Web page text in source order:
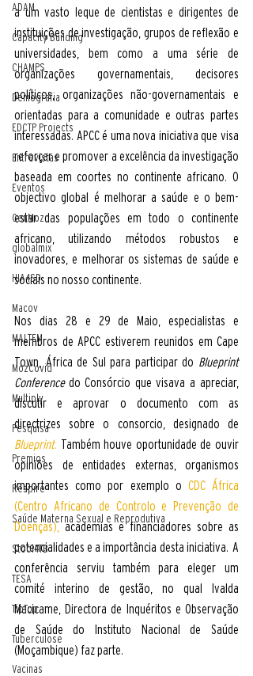
ADAM
Capacity Building
CHAMPS
Demografia
EDCTP Projects
Entrevistas
Eventos
GenMoz
globalmix
HIA4SD
Macov
MALTEM
MozCovid
Multiply
Pesquisa
Premios
Respire
Saúde Materna Sexual e Reprodutiva
Stool4TB
TESA
TipTop
Tuberculose
Vacinas
a um vasto leque de cientistas e dirigentes de
instituições de investigação, grupos de reflexão e
universidades, bem como a uma série de
organizações governamentais, decisores
políticos, organizações não-governamentais e
orientadas para a comunidade e outras partes
interessadas. APCC é uma nova iniciativa que visa
reforçar e promover a excelência da investigação
baseada em coortes no continente africano. O
objectivo global é melhorar a saúde e o bem-
estar das populações em todo o continente
africano, utilizando métodos robustos e
inovadores, e melhorar os sistemas de saúde e
sociais no nosso continente.
Nos dias 28 e 29 de Maio, especialistas e
membros de APCC estiverem reunidos em Cape
Town, África de Sul para participar do Blueprint
Conference do Consórcio que visava a apreciar,
discutir e aprovar o documento com as
Blueprint. Também houve oportunidade de ouvir
opiniões de entidades externas, organismos
importantes como por exemplo o CDC África
(Centro Africano de Controlo e Prevenção de
Doenças), academias e financiadores sobre as
potencialidades e a importância desta iniciativa.  A
conferência serviu também para eleger um
comité interino de gestão, no qual Ivalda
Macicame, Directora de Inquéritos e Observação
de Saúde do Instituto Nacional de Saúde
(Moçambique) faz parte.